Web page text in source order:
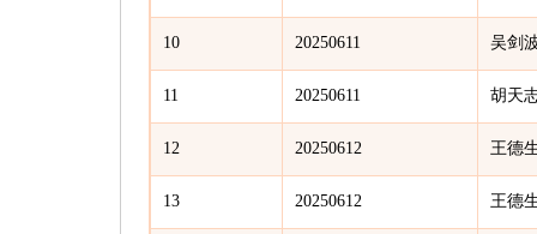
10 20250611 吴剑
11 20250611 胡天
12 20250612 王德
13 20250612 王德